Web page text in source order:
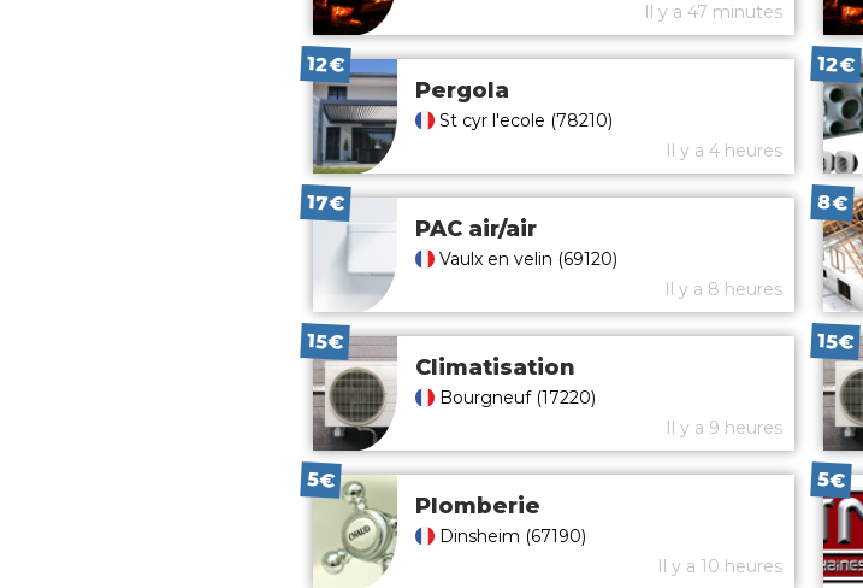
Il y a 47 minutes
Pergola
St cyr l'ecole (78210)
Il y a 4 heures
12€ 12€
PAC air/air
Vaulx en velin (69120)
Il y a 8 heures
17€ 8€
Climatisation
Bourgneuf (17220)
Il y a 9 heures
15€ 15€
Plomberie
Dinsheim (67190)
Il y a 10 heures
5€ 5€